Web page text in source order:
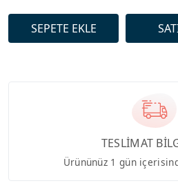
TESLİMAT
Ürününüz 1 gün